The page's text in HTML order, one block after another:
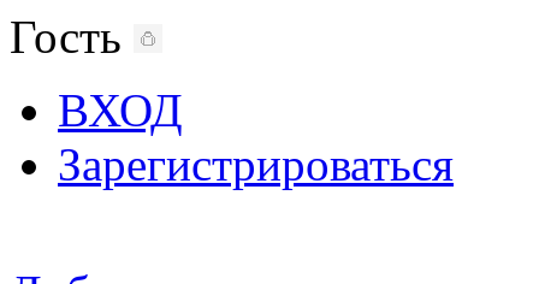
Гость
ВХОД
Зарегистрироваться